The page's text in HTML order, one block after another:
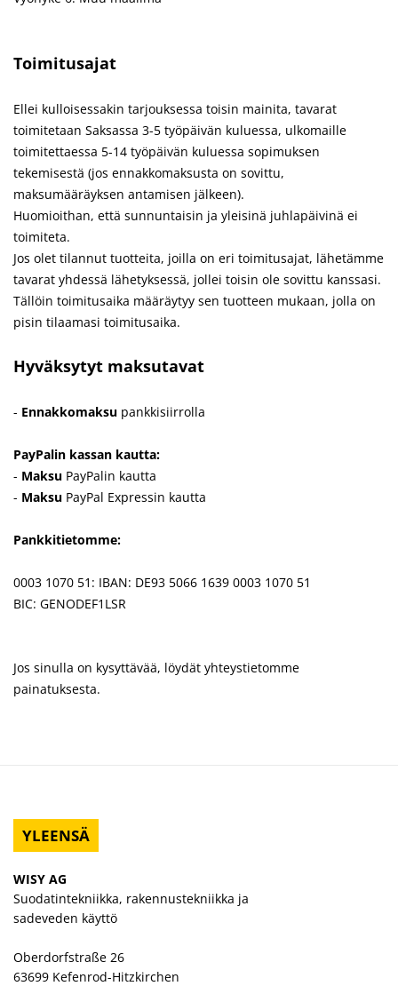
Toimitusajat
Ellei kulloisessakin tarjouksessa toisin mainita, tavarat
toimitetaan Saksassa 3-5 työpäivän kuluessa, ulkomaille
toimitettaessa 5-14 työpäivän kuluessa sopimuksen
tekemisestä (jos ennakkomaksusta on sovittu,
maksumääräyksen antamisen jälkeen).
Huomioithan, että sunnuntaisin ja yleisinä juhlapäivinä ei
toimiteta.
Jos olet tilannut tuotteita, joilla on eri toimitusajat, lähetämme
tavarat yhdessä lähetyksessä, jollei toisin ole sovittu kanssasi.
Tällöin toimitusaika määräytyy sen tuotteen mukaan, jolla on
pisin tilaamasi toimitusaika.
Hyväksytyt maksutavat
- Ennakkomaksu pankkisiirrolla
PayPalin kassan kautta:
- Maksu PayPalin kautta
- Maksu PayPal Expressin kautta
Pankkitietomme:
0003 1070 51: IBAN: DE93 5066 1639 0003 1070 51
BIC: GENODEF1LSR
Jos sinulla on kysyttävää, löydät yhteystietomme
painatuksesta.
YLEENSÄ
WISY AG
Suodatintekniikka, rakennustekniikka ja
sadeveden käyttö
Oberdorfstraße 26
63699 Kefenrod-Hitzkirchen